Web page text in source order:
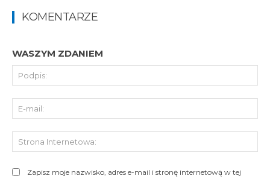
KOMENTARZE
WASZYM ZDANIEM
Zapisz moje nazwisko, adres e-mail i stronę internetową w tej